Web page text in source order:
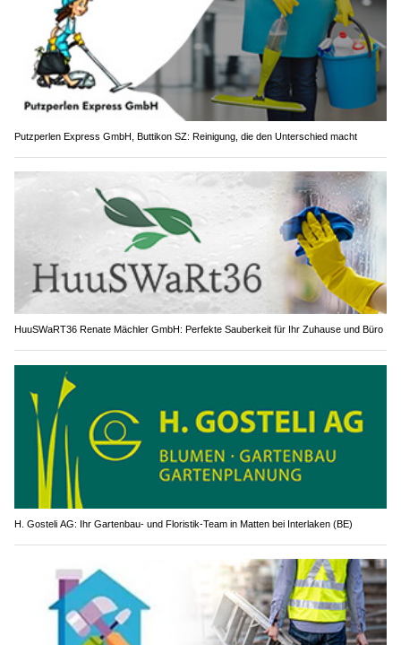
Putzperlen Express GmbH, Buttikon SZ: Reinigung, die den Unterschied macht
HuuSWaRT36 Renate Mächler GmbH: Perfekte Sauberkeit für Ihr Zuhause und Büro
H. Gosteli AG: Ihr Gartenbau- und Floristik-Team in Matten bei Interlaken (BE)